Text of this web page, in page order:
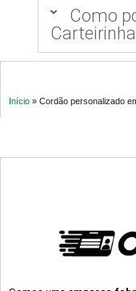
Como
Início » Cordão personalizado